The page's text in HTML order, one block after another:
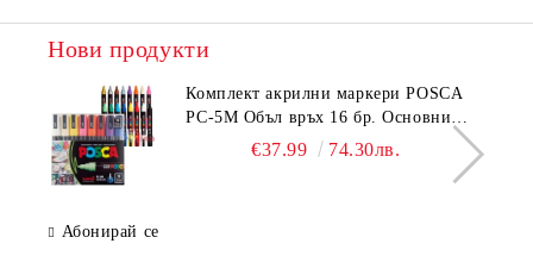
Нови продукти
Комплeкт акрилни маркери POSCA
PC-5M Объл връх 16 бр. Основни
€37.99 74.30лв.
Абонирай се